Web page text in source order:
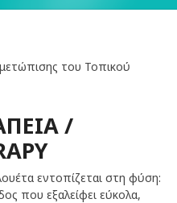
του Τοπικού
/
εντοπίζεται στη φύση:
που εξαλείφει εύκολα,